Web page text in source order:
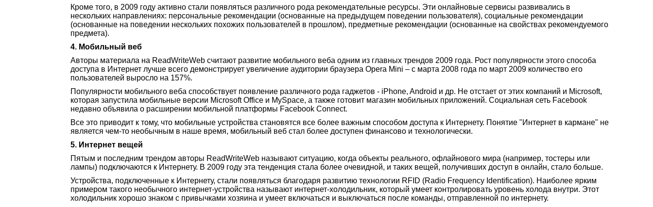
Кроме того, в 2009 году активно стали появляться различного рода рекомендательные ресурсы. Эти онлайновые сервисы развивались в
нескольких направлениях: персональные рекомендации (основанные на предыдущем поведении пользователя), социальные рекомендации
(основанные на поведении нескольких похожих пользователей в прошлом), предметные рекомендации (основанные на свойствах рекомендуемого
предмета).
4. Мобильный веб
Авторы материала на ReadWriteWeb считают развитие мобильного веба одним из главных трендов 2009 года. Рост популярности этого способа
доступа в Интернет лучше всего демонстрирует увеличение аудитории браузера Opera Mini – с марта 2008 года по март 2009 количество его
пользователей выросло на 157%.
Популярности мобильного веба способствует появление различного рода гаджетов - iPhone, Android и др. Не отстает от этих компаний и Microsoft,
которая запустила мобильные версии Microsoft Office и MySpace, а также готовит магазин мобильных приложений. Социальная сеть Facebook
недавно объявила о расширении мобильной платформы Facebook Connect.
Все это приводит к тому, что мобильные устройства становятся все более важным способом доступа к Интернету. Понятие "Интернет в кармане" не
является чем-то необычным в наше время, мобильный веб стал более доступен финансово и технологически.
5. Интернет вещей
Пятым и последним трендом авторы ReadWriteWeb называют ситуацию, когда объекты реального, офлайнового мира (например, тостеры или
лампы) подключаются к Интернету. В 2009 году эта тенденция стала более очевидной, и таких вещей, получивших доступ в онлайн, стало больше.
Устройства, подключенные к Интернету, стали появляться благодаря развитию технологии RFID (Radio Frequency Identification). Наиболее ярким
примером такого необычного интернет-устройства называют интернет-холодильник, который умеет контролировать уровень холода внутри. Этот
холодильник хорошо знаком с привычками хозяина и умеет включаться и выключаться после команды, отправленной по интернету.